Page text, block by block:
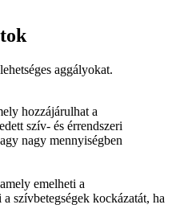
aggályokat.
hozzájárulhat a
szív- és érrendszeri
nagy mennyiségben
emelheti a
szívbetegségek kockázatát, ha